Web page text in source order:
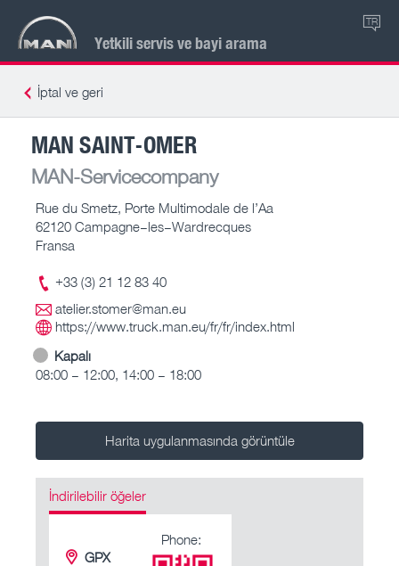
Yetkili servis ve bayi arama
TR
İptal ve geri
MAN SAINT-OMER
MAN-Servicecompany
Rue du Smetz, Porte Multimodale de l’Aa
62120 Campagne–les–Wardrecques
Fransa
+33 (3) 21 12 83 40
atelier.stomer@man.eu
https://www.truck.man.eu/fr/fr/index.html
Kapalı
08:00 – 12:00, 14:00 – 18:00
Harita uygulanmasında görüntüle
İndirilebilir öğeler
GPX
Phone: